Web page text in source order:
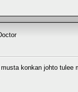
konkan johto tulee